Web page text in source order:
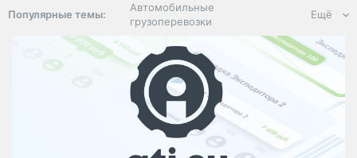
Популярные темы:
Автомобильные
грузоперевозки
Региональная
логистика
ЭДО, ИТ в
логистике
Дороги,
инфраструктура
Ещё